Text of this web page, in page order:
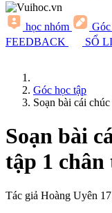
học nhóm
FEEDBACK
SỔ
Góc học tập
Soạn bài cái
Soạn bài
tập 1
Tác giả Hoàng Uyên